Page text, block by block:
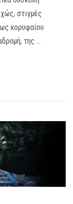
στιγμές
κορυφαίου
της …